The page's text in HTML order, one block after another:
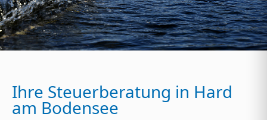
Ihre Steuerberatung in Hard
am Bodensee